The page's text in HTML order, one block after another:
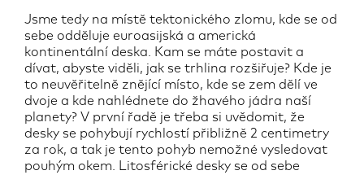
Jsme tedy na místě tektonického zlomu, kde se od
sebe odděluje euroasijská a americká
kontinentální deska. Kam se máte postavit a
dívat, abyste viděli, jak se trhlina rozšiřuje? Kde je
to neuvěřitelně znějící místo, kde se zem dělí ve
dvoje a kde nahlédnete do žhavého jádra naší
planety? V první řadě je třeba si uvědomit, že
desky se pohybují rychlostí přibližně 2 centimetry
za rok, a tak je tento pohyb nemožné vysledovat
pouhým okem. Litosférické desky se od sebe